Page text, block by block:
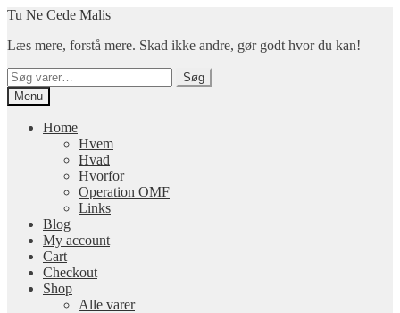
Spring
navigation
Spring
indhold
Tu Ne Cede Malis
Læs mere, forstå mere. Skad ikke andre, gør godt hvor du kan!
Søg
efter:
Søg
Menu
Home
Hvem
Hvad
Hvorfor
Operation OMF
Links
Blog
My account
Cart
Checkout
Shop
Alle varer